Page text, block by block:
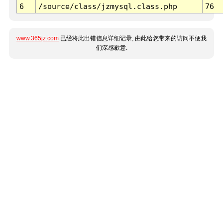
6 /source/class/jzmysql.class.php 76
www.365jz.com 已经将此出错信息详细记录, 由此给您带来的访问不便我
们深感歉意.